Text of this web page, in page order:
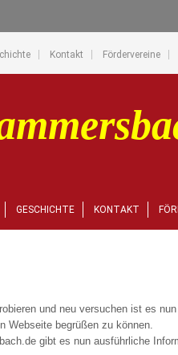
Kontakt Fördervereine
GESCHICHTE KONTAKT
und neu versuchen ist es
Webseite begrüßen zu können.
gibt es nun ausführliche